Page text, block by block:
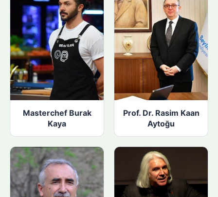
Masterchef Burak
Kaya
Prof. Dr. Rasim Kaan
Aytoğu